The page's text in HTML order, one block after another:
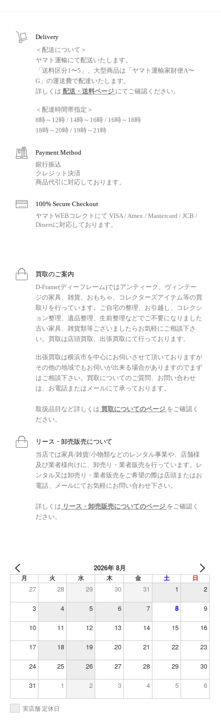
Delivery
＜配送について＞
ヤマト運輸にて配送いたします。
「送料区分1〜5」、大型商品は「ヤマト運輸家財便A〜
G」の運送費で配達いたします。
詳しくは 配送・送料ページ にてご確認ください。
＜配達時間帯指定＞
8時～12時 / 14時～16時 / 16時～18時
18時～20時 / 19時～21時
Payment Method
銀行振込
クレジット決済
商品代引に対応しております。
100% Secure Checkout
ヤマトWEBコレクトにて VISA / Amex / Mastercard / JCB /
Dinersに対応しております。
買取のご案内
D-Frame(ディーフレーム)ではアンティーク、ヴィンテー
ジの家具、雑貨、おもちゃ、コレクターズアイテム等の買
取りを行っています。ご自宅の整理、お引越し、コレクシ
ョン整理、遺品整理、生前整理などでご不要になりました
古い家具、雑貨類等ございましたらお気軽にご相談下さ
い。買取は店頭買取、出張買取にて行っております。
出張買取は横浜市を中心にお伺いさせて頂いておりますが
その他の地域でもお伺いが出来る場合がありますのでまず
はご相談下さい。買取についてのご質問、お問い合わせ
は、お電話またはメールにて承っております。
取扱品目など詳しくは 買取についてのページ をご確認く
ださい。
リース・卸売販売について
当店では家具/雑貨/小物類などのレンタル事業や、店舗様
及び業者様向けに、卸売り・業者販売を行っています。レ
ンタル又は卸売り・業者販売をご希望の際は店頭またはお
電話、メールにてお気軽にお問い合わせ下さい。
詳しくは リース・卸売販売についてのページ をご確認く
ださい。
2026年 8月
月 火 水 木 金 土 日
27 28 29 30 31 1 2
3 4 5 6 7 8 9
10 11 12 13 14 15 16
17 18 19 20 21 22 23
24 25 26 27 28 29 30
31 1 2 3 4 5 6
実店舗 定休日